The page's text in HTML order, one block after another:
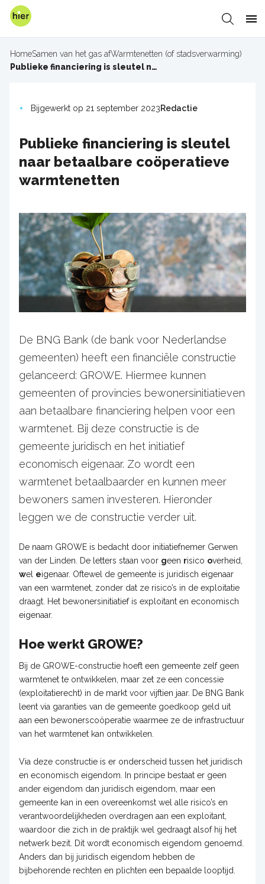
Overslaan
Zoeken
Kruimelpad
HomeSamen van het gas afWarmtenetten (of stadsverwarming)
Publieke financiering is sleutel naar betaalbare coöperatieve warmtenetten
Bijgewerkt op 21 september 2023Redactie
Publieke financiering is sleutel
naar betaalbare coöperatieve
warmtenetten
De BNG Bank (de bank voor Nederlandse
gemeenten) heeft een financiële constructie
gelanceerd: GROWE. Hiermee kunnen
gemeenten of provincies bewonersinitiatieven
aan betaalbare financiering helpen voor een
warmtenet. Bij deze constructie is de
gemeente juridisch en het initiatief
economisch eigenaar. Zo wordt een
warmtenet betaalbaarder en kunnen meer
bewoners samen investeren. Hieronder
leggen we de constructie verder uit.
De naam GROWE is bedacht door initiatiefnemer Gerwen
van der Linden. De letters staan voor geen risico overheid,
wel eigenaar. Oftewel de gemeente is juridisch eigenaar
van een warmtenet, zonder dat ze risico’s in de exploitatie
draagt. Het bewonersinitiatief is exploitant en economisch
eigenaar.
Hoe werkt GROWE?
Bij de GROWE-constructie hoeft een gemeente zelf geen
warmtenet te ontwikkelen, maar zet ze een concessie
(exploitatierecht) in de markt voor vijftien jaar. De BNG Bank
leent via garanties van de gemeente goedkoop geld uit
aan een bewonerscoöperatie waarmee ze de infrastructuur
van het warmtenet kan ontwikkelen.
Via deze constructie is er onderscheid tussen het juridisch
en economisch eigendom. In principe bestaat er geen
ander eigendom dan juridisch eigendom, maar een
gemeente kan in een overeenkomst wel alle risico’s en
verantwoordelijkheden overdragen aan een exploitant,
waardoor die zich in de praktijk wel gedraagt alsof hij het
netwerk bezit. Dit wordt economisch eigendom genoemd.
Anders dan bij juridisch eigendom hebben de
bijbehorende rechten en plichten een bepaalde looptijd.